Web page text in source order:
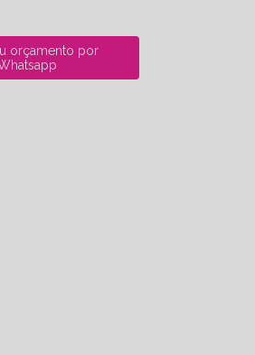
orçamento por